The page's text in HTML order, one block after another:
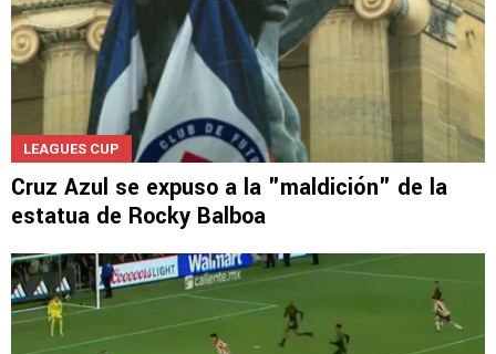
LEAGUES CUP
Cruz Azul se expuso a la "maldición" de la
estatua de Rocky Balboa